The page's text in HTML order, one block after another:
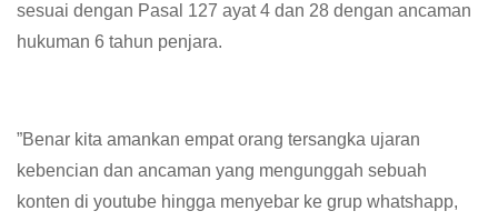
sesuai dengan Pasal 127 ayat 4 dan 28 dengan ancaman
hukuman 6 tahun penjara.
”Benar kita amankan empat orang tersangka ujaran
kebencian dan ancaman yang mengunggah sebuah
konten di youtube hingga menyebar ke grup whatshapp,